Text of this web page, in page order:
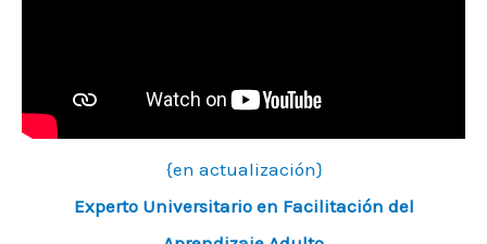
{en actualización}
Experto Universitario en Facilitación del